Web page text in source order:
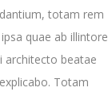
totam rem
quae ab illintore
architecto beatae
Totam